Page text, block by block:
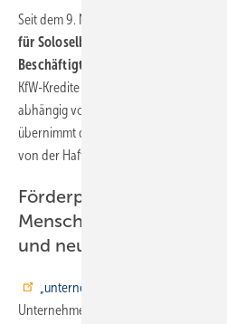
Seit dem 9. November 2020 steht der
für Soloselbstständige und
Beschäftigten
KfW-Kredite mit einer Höhe von bis zu
abhängig von dem im Jahre 2019
übernimmt dafür das vollständige
von der Haftung frei
Förderprogramm
Mensch plus“ für
und neue Konzepte
„unternehmensWert: Mensch plus“
Unternehmen zu nachhaltigen